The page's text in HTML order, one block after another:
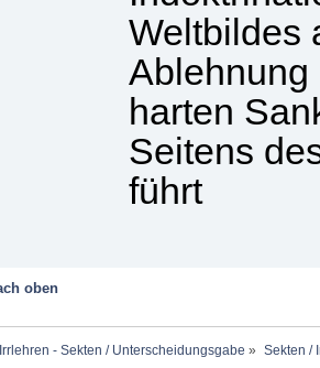
Weltbildes
Ablehnung
harten
Seitens
führt
oben
Irrlehren - Sekten / Unterscheidungsgabe » Sekten /